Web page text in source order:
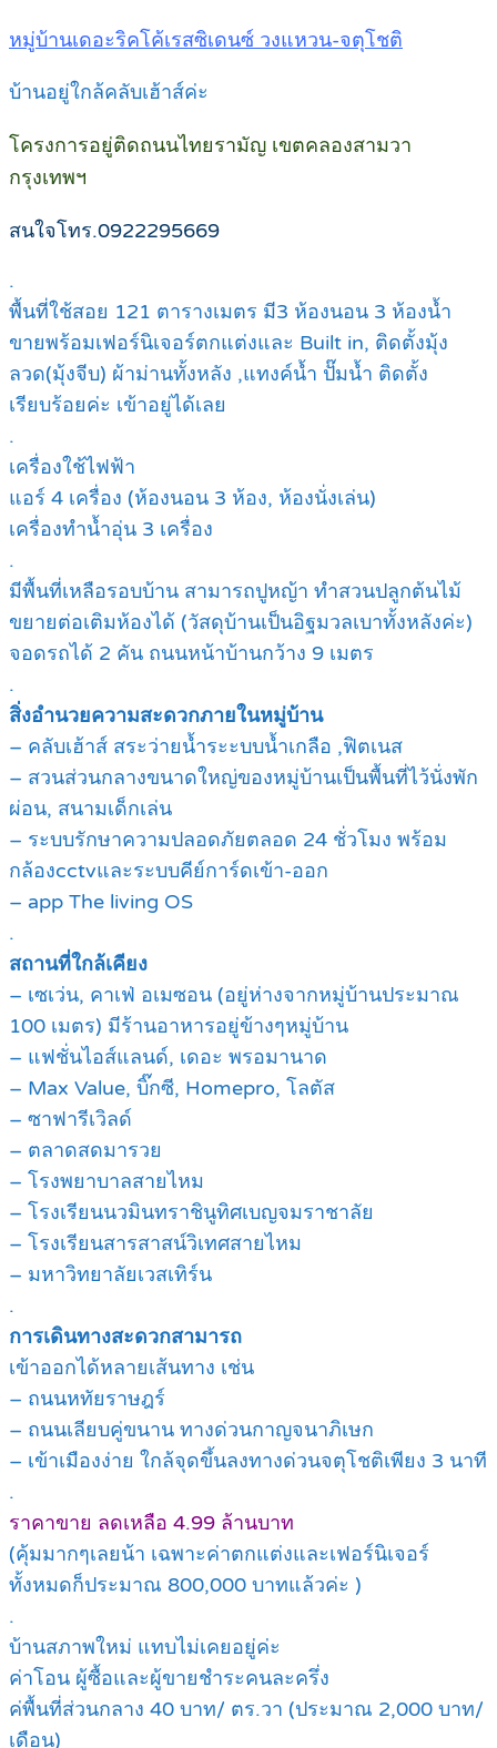
หมู่บ้านเดอะริคโค้เรสซิเดนซ์ วงแหวน-จตุโชติ
บ้านอยู่ใกล้คลับเฮ้าส์ค่ะ
โครงการอยู่ติดถนนไทยรามัญ เขตคลองสามวา
กรุงเทพฯ
สนใจโทร.0922295669
.
พื้นที่ใช้สอย 121 ตารางเมตร มี3 ห้องนอน 3 ห้องน้ำ
ขายพร้อมเฟอร์นิเจอร์ตกแต่งและ Built in, ติดตั้งมุ้ง
ลวด(มุ้งจีบ) ผ้าม่านทั้งหลัง ,แทงค์น้ำ ปั๊มน้ำ ติดตั้ง
เรียบร้อยค่ะ เข้าอยู่ได้เลย
.
เครื่องใช้ไฟฟ้า
แอร์ 4 เครื่อง (ห้องนอน 3 ห้อง, ห้องนั่งเล่น)
เครื่องทำน้ำอุ่น 3 เครื่อง
.
มีพื้นที่เหลือรอบบ้าน สามารถปูหญ้า ทำสวนปลูกต้นไม้
ขยายต่อเติมห้องได้ (วัสดุบ้านเป็นอิฐมวลเบาทั้งหลังค่ะ)
จอดรถได้ 2 คัน ถนนหน้าบ้านกว้าง 9 เมตร
.
สิ่งอำนวยความสะดวกภายในหมู่บ้าน
– คลับเฮ้าส์ สระว่ายน้ำระะบบน้ำเกลือ ,ฟิตเนส
– สวนส่วนกลางขนาดใหญ่ของหมู่บ้านเป็นพื้นที่ไว้นั่งพัก
ผ่อน, สนามเด็กเล่น
– ระบบรักษาความปลอดภัยตลอด 24 ชั่วโมง พร้อม
กล้องcctvและระบบคีย์การ์ดเข้า-ออก
– app The living OS
.
สถานที่ใกล้เคียง
– เซเว่น, คาเฟ่ อเมซอน (อยู่ห่างจากหมู่บ้านประมาณ
100 เมตร) มีร้านอาหารอยู่ข้างๆหมู่บ้าน
– แฟชั่นไอส์แลนด์, เดอะ พรอมานาด
– Max Value, บิ๊กซี, Homepro, โลตัส
– ซาฟารีเวิลด์
– ตลาดสดมารวย
– โรงพยาบาลสายไหม
– โรงเรียนนวมินทราชินูทิศเบญจมราชาลัย
– โรงเรียนสารสาสน์วิเทศสายไหม
– มหาวิทยาลัยเวสเทิร์น
.
การเดินทางสะดวกสามารถ
เข้าออกได้หลายเส้นทาง เช่น
– ถนนหทัยราษฎร์
– ถนนเลียบคู่ขนาน ทางด่วนกาญจนาภิเษก
– เข้าเมืองง่าย ใกล้จุดขึ้นลงทางด่วนจตุโชติเพียง 3 นาที
.
ราคาขาย ลดเหลือ 4.99 ล้านบาท
(คุ้มมากๆเลยน้า เฉพาะค่าตกแต่งและเฟอร์นิเจอร์
ทั้งหมดก็ประมาณ 800,000 บาทแล้วค่ะ )
.
บ้านสภาพใหม่ แทบไม่เคยอยู่ค่ะ
ค่าโอน ผู้ซื้อและผู้ขายชำระคนละครึ่ง
ค่พื้นที่ส่วนกลาง 40 บาท/ ตร.วา (ประมาณ 2,000 บาท/
เดือน)